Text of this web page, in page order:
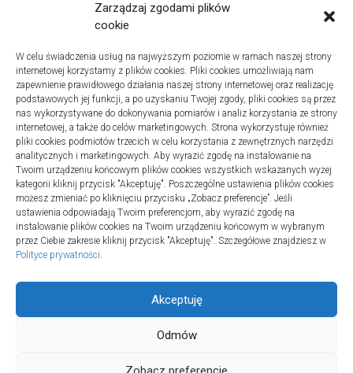
Zarządzaj zgodami plików
cookie
W celu świadczenia usług na najwyższym poziomie w ramach naszej strony
internetowej korzystamy z plików cookies. Pliki cookies umożliwiają nam
zapewnienie prawidłowego działania naszej strony internetowej oraz realizację
podstawowych jej funkcji, a po uzyskaniu Twojej zgody, pliki cookies są przez
nas wykorzystywane do dokonywania pomiarów i analiz korzystania ze strony
internetowej, a także do celów marketingowych. Strona wykorzystuje również
pliki cookies podmiotów trzecich w celu korzystania z zewnętrznych narzędzi
analitycznych i marketingowych. Aby wyrazić zgodę na instalowanie na
Twoim urządzeniu końcowym plików cookies wszystkich wskazanych wyżej
kategorii kliknij przycisk "Akceptuję". Poszczególne ustawienia plików cookies
możesz zmieniać po kliknięciu przycisku „Zobacz preferencje”. Jeśli
ustawienia odpowiadają Twoim preferencjom, aby wyrazić zgodę na
instalowanie plików cookies na Twoim urządzeniu końcowym w wybranym
przez Ciebie zakresie kliknij przycisk "Akceptuję". Szczegółowe znajdziesz w
Polityce prywatności.
Akceptuję
Odmów
Instalacje sanitarne w szpitalach – jak wybrać dobrą
Na co zwracać uwagę podczas szukania noclegów
nad Bałtykiem
Najnowsze komentarze
GosiaoFizjoterapia – jak ekspresowo przywrócić
sprawność po urazie?